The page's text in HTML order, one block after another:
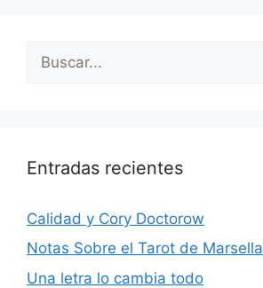
Entradas recientes
Calidad y Cory Doctorow
Notas Sobre el Tarot de Marsella
Una letra lo cambia todo